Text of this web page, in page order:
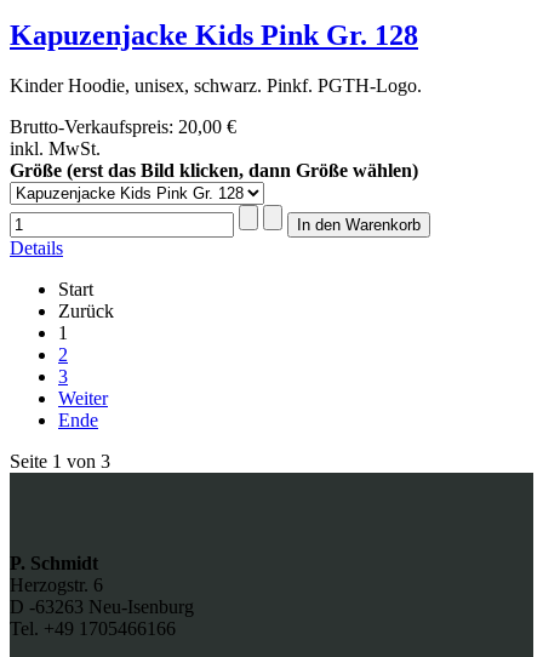
Kapuzenjacke Kids Pink Gr. 128
Kinder Hoodie, unisex, schwarz. Pinkf. PGTH-Logo.
Brutto-Verkaufspreis: 20,00 €
inkl. MwSt.
Größe (erst das Bild klicken, dann Größe wählen)
Details
Start
Zurück
1
2
3
Weiter
Ende
Seite 1 von 3
P. Schmidt
Herzogstr. 6
D -63263 Neu-Isenburg
Tel. +49 1705466166